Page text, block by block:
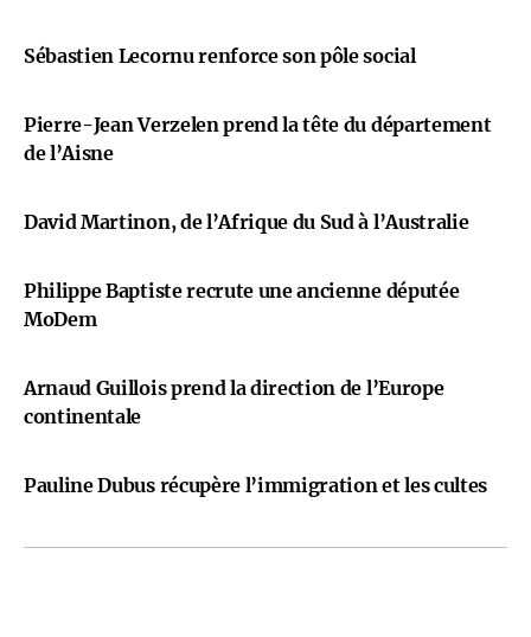
Sébastien Lecornu renforce son pôle social
Pierre-Jean Verzelen prend la tête du département
de l’Aisne
David Martinon, de l’Afrique du Sud à l’Australie
Philippe Baptiste recrute une ancienne députée
MoDem
Arnaud Guillois prend la direction de l’Europe
continentale
Pauline Dubus récupère l’immigration et les cultes